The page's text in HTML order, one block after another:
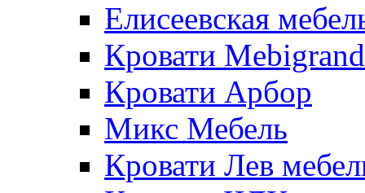
Елисеевская
Кровати Mebigrand
Кровати Арбор
Микс Мебель
Кровати Лев